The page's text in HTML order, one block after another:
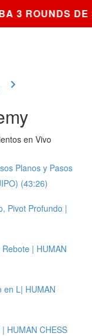
ROUNDS
en Vivo
Planos y Pasos
(43:26)
Pivot Profundo |
| HUMAN
en L| HUMAN
HUMAN CHESS